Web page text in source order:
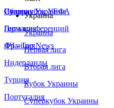
Сборная Украины
Италия
Германия
Франция
Нидерланды
Турция
Португалия
Суперкубок УЕФА
Лига конференций
ЛЧ - Top News
Украина
Украина
Первая лига
Вторая лига
Кубок Украины
Суперкубок Украины